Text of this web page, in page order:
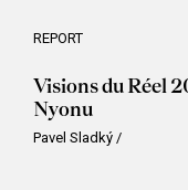
REPORT
Visions du Réel
Nyonu
Pavel Sladký /